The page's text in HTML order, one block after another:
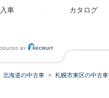
車 カタログ
北海道の中古車 札幌市東区の中古車